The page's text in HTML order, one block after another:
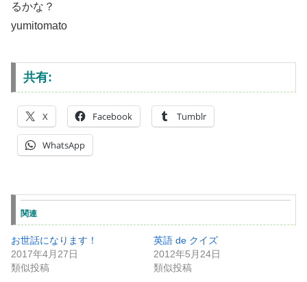
るかな？
yumitomato
共有:
X Facebook Tumblr
WhatsApp
関連
お世話になります！
2017年4月27日
類似投稿
英語 de クイズ
2012年5月24日
類似投稿